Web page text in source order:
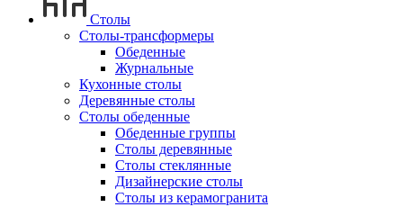
Столы
Столы-трансформеры
Обеденные
Журнальные
Кухонные столы
Деревянные столы
Столы обеденные
Обеденные группы
Столы деревянные
Столы стеклянные
Дизайнерские столы
Столы из керамогранита